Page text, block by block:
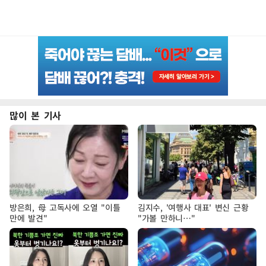
많이 본 기사
방은희, 母 고독사에 오열 "이틀
만에 발견"
김지수, '여행사 대표' 변신 근황
"가볼 만하니…"